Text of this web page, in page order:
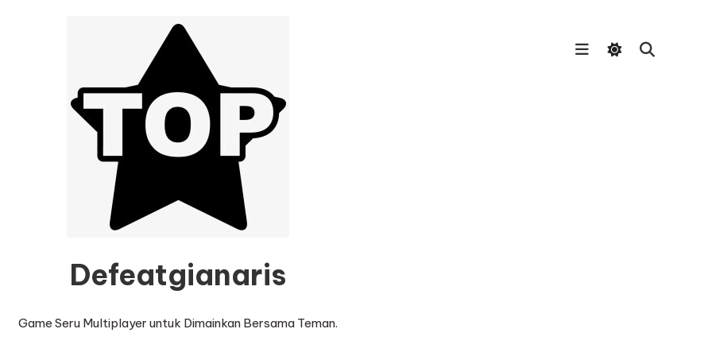
Defeatgianaris
Game Seru Multiplayer untuk Dimainkan Bersama Teman.